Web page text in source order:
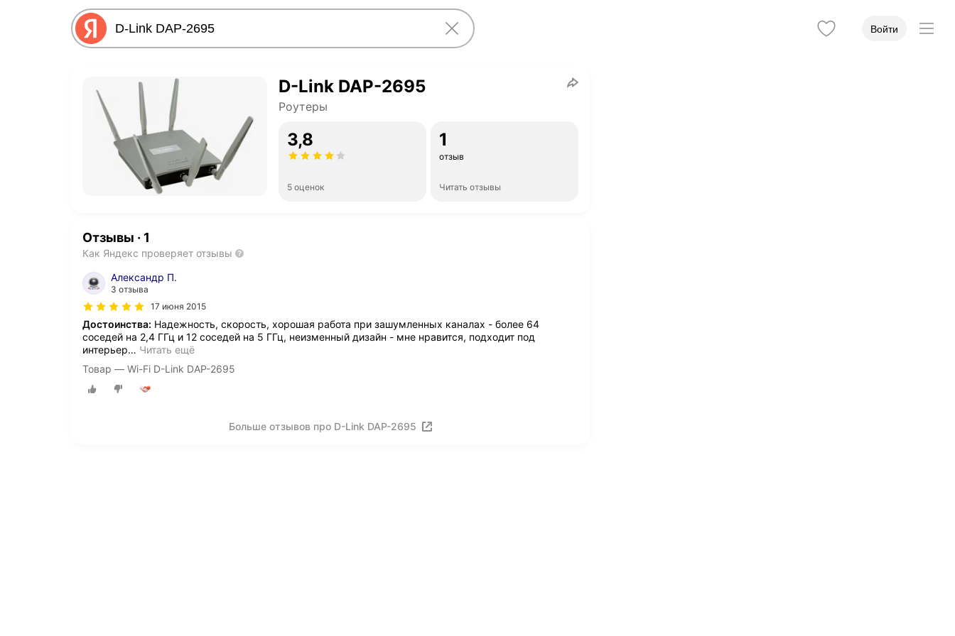
Войти
D-Link DAP-2695
Роутеры
3,8
5 оценок
1
отзыв
Читать отзывы
Отзывы · 1
Как Яндекс проверяет отзывы
Александр П.
3 отзыва
17 июня 2015
Достоинства: Надежность, скорость, хорошая работа при зашумленных каналах - более 64
соседей на 2,4 ГГц и 12 соседей на 5 ГГц, неизменный дизайн - мне нравится, подходит под
интерьер… Читать ещё
Товар — Wi-Fi D-Link DAP-2695
Больше отзывов про D-Link DAP-2695